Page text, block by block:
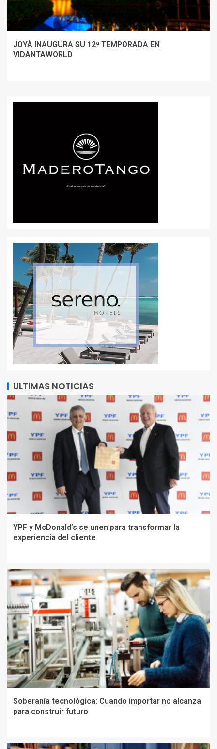
JOYÀ INAUGURA SU 12ª TEMPORADA EN
VIDANTAWORLD
ULTIMAS NOTICIAS
YPF y McDonald’s se unen para transformar la
experiencia del cliente
Soberanía tecnológica: Cuando importar no alcanza
para construir futuro